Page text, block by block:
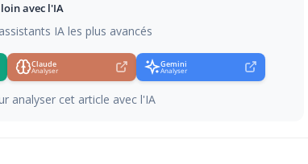
avec l'IA
IA les plus avancés
Claude
Analyser
Gemini
Analyser
analyser cet article avec l'IA